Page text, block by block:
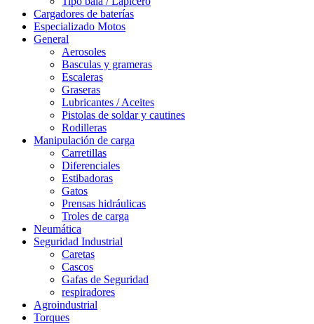
Cargadores de baterías
Especializado Motos
General
Aerosoles
Basculas y grameras
Escaleras
Graseras
Lubricantes / Aceites
Pistolas de soldar y cautines
Rodilleras
Manipulación de carga
Carretillas
Diferenciales
Estibadoras
Gatos
Prensas hidráulicas
Troles de carga
Neumática
Seguridad Industrial
Caretas
Cascos
Gafas de Seguridad
respiradores
Agroindustrial
Torques